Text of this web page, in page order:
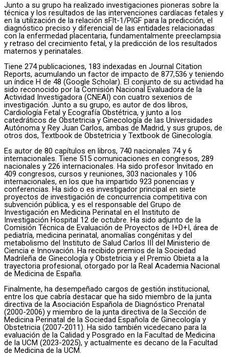
Junto a su grupo ha realizado investigaciones pioneras sobre la
técnica y los resultados de las intervenciones cardíacas fetales y
en la utilización de la relación sFlt-1/PlGF para la predicción, el
diagnóstico preciso y diferencial de las entidades relacionadas
con la enfermedad placentaria, fundamentalmente preeclampsia
y retraso del crecimiento fetal, y la predicción de los resultados
maternos y perinatales.
Tiene 274 publicaciones, 183 indexadas en Journal Citation
Reports, acumulando un factor de impacto de 877,536 y teniendo
un índice H de 48 (Google Scholar). El conjunto de su actividad ha
sido reconocido por la Comisión Nacional Evaluadora de la
Actividad Investigadora (CNEAI) con cuatro sexenios de
investigación. Junto a su grupo, es autor de dos libros,
Cardiología Fetal y Ecografía Obstétrica, y junto a los
catedráticos de Obstetricia y Ginecología de las Universidades
Autónoma y Rey Juan Carlos, ambas de Madrid, y sus grupos, de
otros dos, Textbook de Obstetricia y Textbook de Ginecología.
Es autor de 80 capítulos en libros, 740 nacionales 74 y 6
internacionales. Tiene 515 comunicaciones en congresos, 289
nacionales y 226 internacionales. Ha sido profesor Invitado en
409 congresos, cursos y reuniones, 303 nacionales y 106
internacionales, en los que ha impartido 923 ponencias y
conferencias. Ha sido o es investigador principal en siete
proyectos de investigación de concurrencia competitiva con
subvención pública, y es el responsable del Grupo de
Investigación en Medicina Perinatal en el Instituto de
Investigación Hospital 12 de octubre. Ha sido adjunto de la
Comisión Técnica de Evaluación de Proyectos de I+D+I, área de
pediatría, medicina perinatal, anomalías congénitas y del
metabolismo del Instituto de Salud Carlos III del Ministerio de
Ciencia e Innovación. Ha recibido premios de la Sociedad
Madrileña de Ginecología y Obstetricia y el Premio Obieta a la
trayectoria profesional, otorgado por la Real Academia Nacional
de Medicina de España.
Finalmente, ha desempeñado cargos de gestión institucional,
entre los que cabría destacar que ha sido miembro de la junta
directiva de la Asociación Española de Diagnóstico Prenatal
(2000-2006) y miembro de la junta directiva de la Sección de
Medicina Perinatal de la Sociedad Española de Ginecología y
Obstetricia (2007-2011). Ha sido también vicedecano para la
evaluación de la Calidad y Posgrado en la Facultad de Medicina
de la UCM (2023-2025), y actualmente es decano de la Facultad
de Medicina de la UCM.